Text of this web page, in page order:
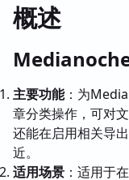
概述
主要功能：为
章分类操作，可对
还能在启用相关导
近。
适用场景 ：适用于